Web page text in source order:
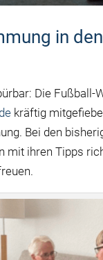
in
Die
kräftig
Bei den
mit ihren Tipps